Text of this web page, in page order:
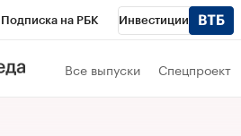
Подписка на РБК Инвестиции
РБК Вино Все выпуски Спецпроект